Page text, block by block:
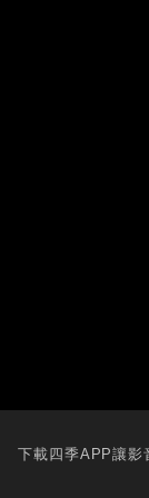
下載四季APP讓影